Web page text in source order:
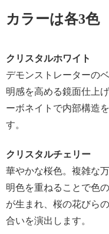
カラーは各3色
クリスタルホワイト
デモンストレーターの
明感を高める鏡面仕上
ーボネイトで内部構造
す。
クリスタルチェリー
華やかな桜色。複雑な
明色を重ねることで色
が生まれ、桜の花びら
合いを演出します。